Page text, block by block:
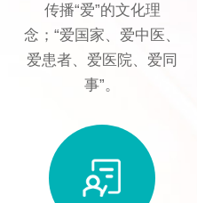
传播“爱”的文化理
念；“爱国家、爱中医、
爱患者、爱医院、爱同
事”。